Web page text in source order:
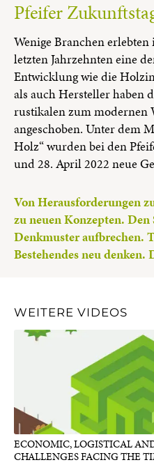
Pfeifer
Wenige Branchen
letzten Jahrzehnten eine
Entwicklung wie die
als auch Hersteller haben
rustikalen zum modernen
angeschoben. Unter dem
Holz“ wurden bei den
und 28. April 2022 neue
Von Herausforderungen
zu neuen Konzepten.
Denkmuster aufbrechen.
Bestehendes neu denken.
WEITERE VIDEOS
ECONOMIC, LOGISTICAL
CHALLENGES FACING THE